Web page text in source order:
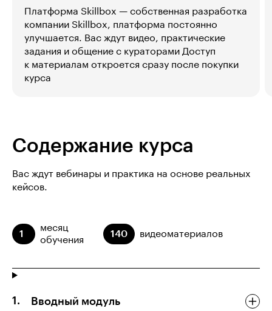
Платформа Skillbox — собственная разработка
компании Skillbox, платформа постоянно
улучшается. Вас ждут видео, практические
задания и общение с кураторами Доступ
к материалам откроется сразу после покупки
курса
Содержание курса
Вас ждут вебинары и практика на основе реальных
кейсов.
1
месяц
обучения
140 видеоматериалов
Вводный модуль